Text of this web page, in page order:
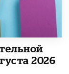
2026